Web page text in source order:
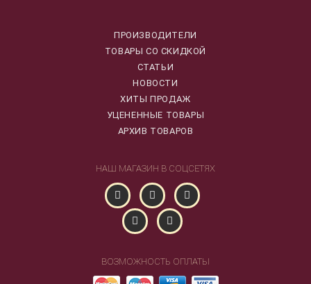
ПРОИЗВОДИТЕЛИ
ТОВАРЫ СО СКИДКОЙ
СТАТЬИ
НОВОСТИ
ХИТЫ ПРОДАЖ
УЦЕНЕННЫЕ ТОВАРЫ
АРХИВ ТОВАРОВ
НАШ МАГАЗИН В СОЦСЕТЯХ
ВОЗМОЖНОСТЬ ОПЛАТЫ